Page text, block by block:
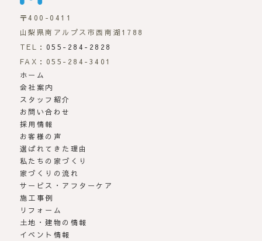
〒400-0411
山梨県南アルプス市西南湖1788
TEL： 055-284-2828
FAX：055-284-3401
ホーム
会社案内
スタッフ紹介
お問い合わせ
採用情報
お客様の声
選ばれてきた理由
私たちの家づくり
家づくりの流れ
サービス・アフターケア
施工事例
リフォーム
土地・建物の情報
イベント情報